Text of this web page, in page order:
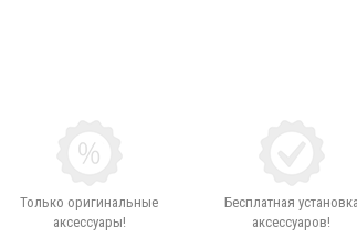
Только оригинальные
аксессуары!
Бесплатная установка
аксессуаров!